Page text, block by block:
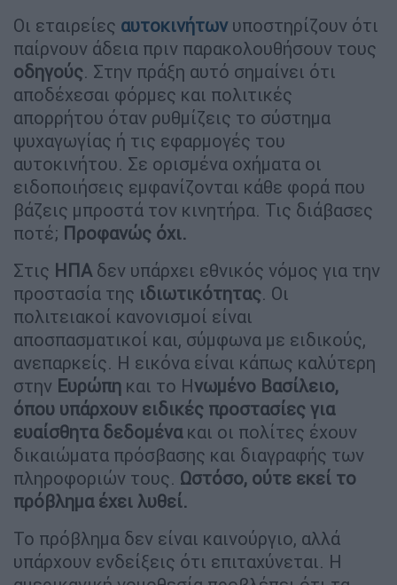
Οι εταιρείες αυτοκινήτων υποστηρίζουν ότι
παίρνουν άδεια πριν παρακολουθήσουν τους
οδηγούς. Στην πράξη αυτό σημαίνει ότι
αποδέχεσαι φόρμες και πολιτικές
απορρήτου όταν ρυθμίζεις το σύστημα
ψυχαγωγίας ή τις εφαρμογές του
αυτοκινήτου. Σε ορισμένα οχήματα οι
ειδοποιήσεις εμφανίζονται κάθε φορά που
βάζεις μπροστά τον κινητήρα. Τις διάβασες
ποτέ; Προφανώς όχι.
Στις ΗΠΑ δεν υπάρχει εθνικός νόμος για την
προστασία της ιδιωτικότητας. Οι
πολιτειακοί κανονισμοί είναι
αποσπασματικοί και, σύμφωνα με ειδικούς,
ανεπαρκείς. Η εικόνα είναι κάπως καλύτερη
στην Ευρώπη και το Ηνωμένο Βασίλειο,
όπου υπάρχουν ειδικές προστασίες για
ευαίσθητα δεδομένακαι οι πολίτες έχουν
δικαιώματα πρόσβασης και διαγραφής των
πληροφοριών τους. Ωστόσο, ούτε εκεί το
πρόβλημα έχει λυθεί.
Το πρόβλημα δεν είναι καινούργιο, αλλά
υπάρχουν ενδείξεις ότι επιταχύνεται. Η